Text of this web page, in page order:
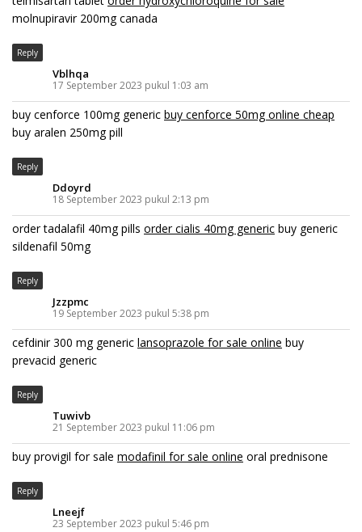
molnupiravir 200mg canada
Reply
Vblhqa
17 September 2023 pukul 1:03 am
buy cenforce 100mg generic buy cenforce 50mg online cheap
buy aralen 250mg pill
Reply
Ddoyrd
18 September 2023 pukul 2:13 pm
order tadalafil 40mg pills order cialis 40mg generic buy generic
sildenafil 50mg
Reply
Jzzpmc
19 September 2023 pukul 5:38 pm
cefdinir 300 mg generic lansoprazole for sale online buy
prevacid generic
Reply
Tuwivb
21 September 2023 pukul 11:06 pm
buy provigil for sale modafinil for sale online oral prednisone
Reply
Lneejf
23 September 2023 pukul 5:46 pm